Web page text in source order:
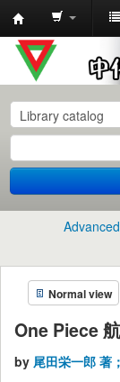
中
化
中
学
图
书
馆
目
录
Normal view
One Piece
by 尾田栄一郎 著